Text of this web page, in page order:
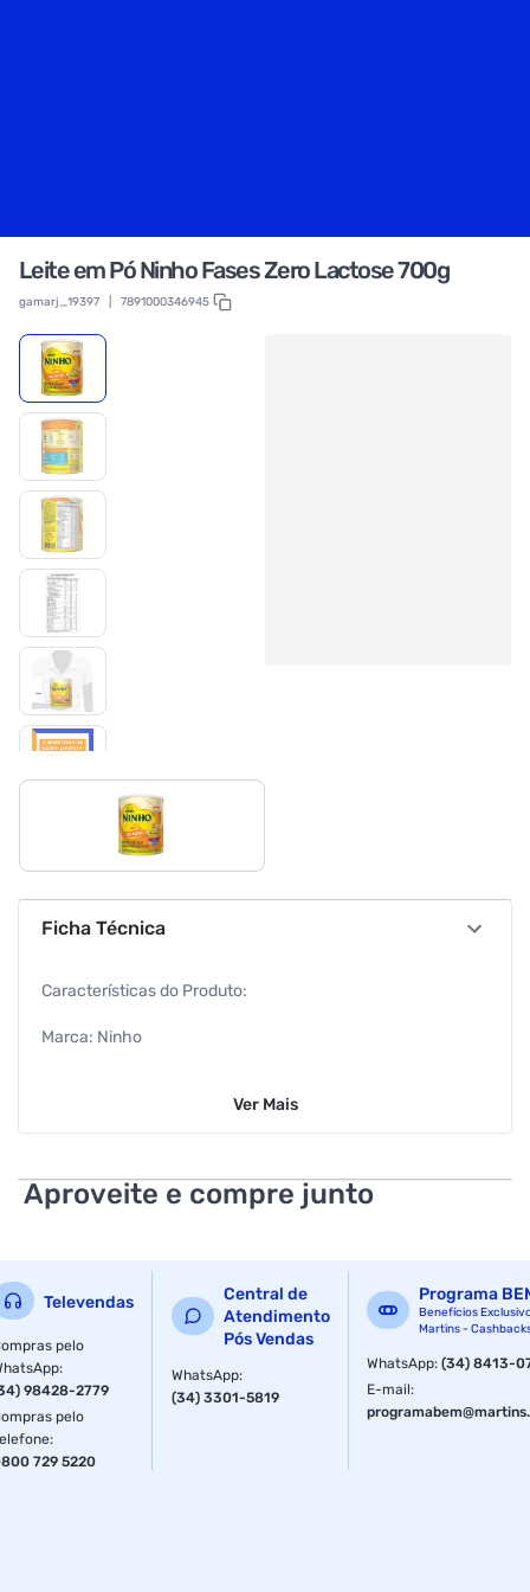
Leite em Pó Ninho Fases Zero Lactose 700g
gamarj_19397 7891000346945
Ficha Técnica
Características do Produto:
Marca: Ninho
Informações Adicionais do Produto:
Com programa NutriTods
Ingredientes:
leite desnatado, maltodextrina, soro de leite
desmineralizado, óleo de milho, óleo de canola, oleína de
palma, f
Modo de Uso:
Ver Mais
Aproveite e compre junto
Televendas
pelo
:
98428-2779
pelo
:
729 5220
Central de
Atendimento
Pós Vendas
WhatsApp:
(34) 3301-5819
Programa
Benefícios
Martins -
WhatsApp:(34) 8413-
E-mail: